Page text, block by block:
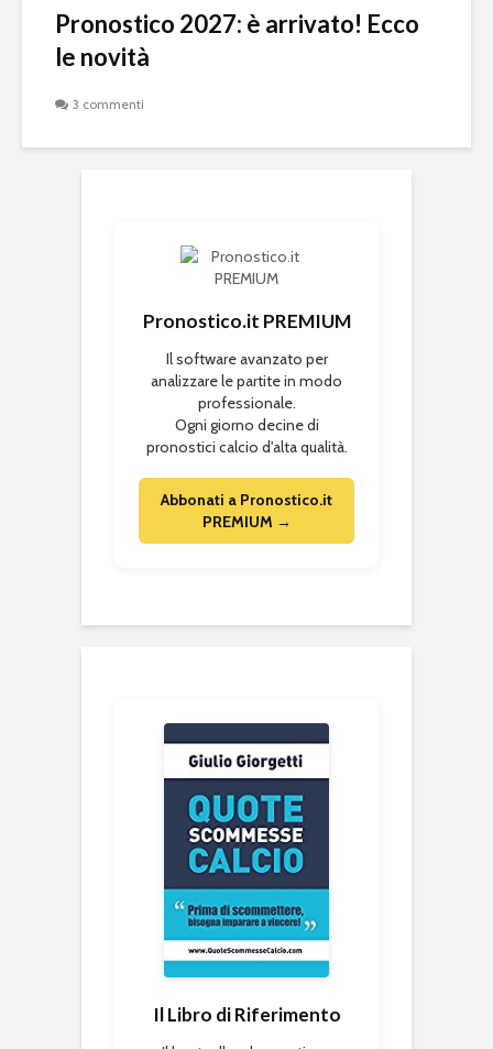
Pronostico 2027: è arrivato! Ecco
le novità
3 commenti
Pronostico.it PREMIUM
Il software avanzato per
analizzare le partite in modo
professionale.
Ogni giorno decine di
pronostici calcio d'alta qualità.
Abbonati a Pronostico.it
PREMIUM →
Il Libro di Riferimento